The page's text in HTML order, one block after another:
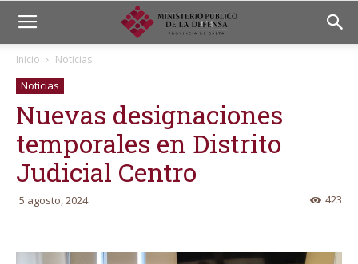
Inicio Noticias
Noticias
Nuevas designaciones
temporales en Distrito
Judicial Centro
5 agosto, 2024 423